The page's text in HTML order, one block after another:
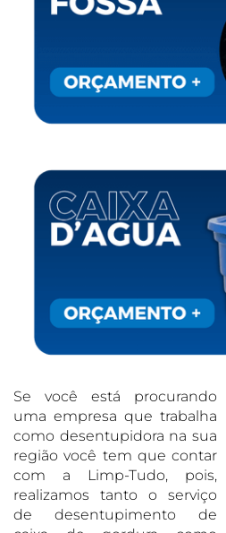
Se você está procurando
uma empresa que trabalha
como desentupidora na sua
região você tem que contar
com a Limp-Tudo, pois,
realizamos tanto o serviço
de desentupimento de